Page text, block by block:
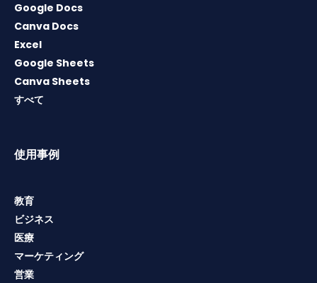
Google Docs
Canva Docs
Excel
Google Sheets
Canva Sheets
すべて
使用事例
教育
ビジネス
医療
マーケティング
営業